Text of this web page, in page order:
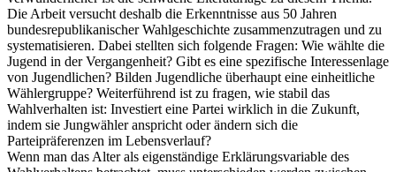
Die Arbeit versucht deshalb die Erkenntnisse aus 50 Jahren
bundesrepublikanischer Wahlgeschichte zusammenzutragen und zu
systematisieren. Dabei stellten sich folgende Fragen: Wie wählte die
Jugend in der Vergangenheit? Gibt es eine spezifische Interessenlage
von Jugendlichen? Bilden Jugendliche überhaupt eine einheitliche
Wählergruppe? Weiterführend ist zu fragen, wie stabil das
Wahlverhalten ist: Investiert eine Partei wirklich in die Zukunft,
indem sie Jungwähler anspricht oder ändern sich die
Parteipräferenzen im Lebensverlauf?
Wenn man das Alter als eigenständige Erklärungsvariable des